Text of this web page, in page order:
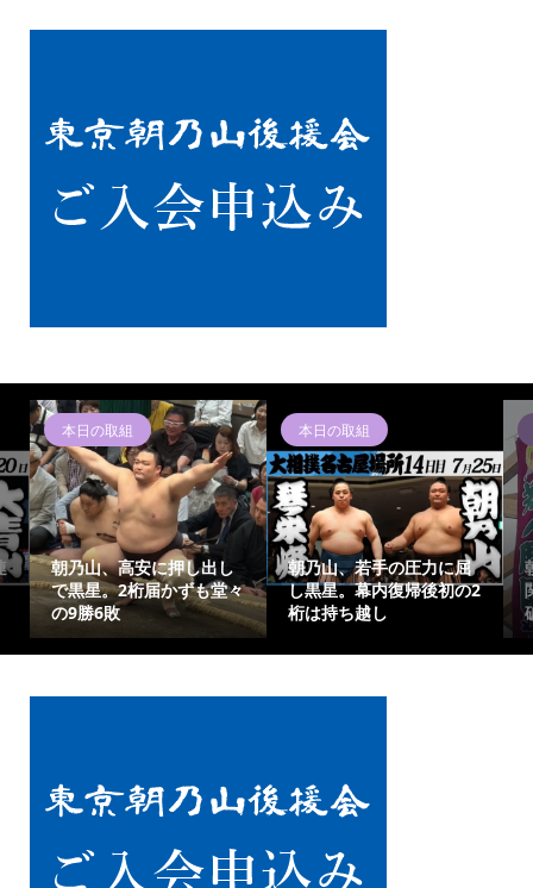
本日の取組
朝乃山、高安に押し出し
で黒星。2桁届かずも堂々
の9勝6敗
本日の取組
朝乃山、若手の圧力に屈
し黒星。幕内復帰後初の2
桁は持ち越し